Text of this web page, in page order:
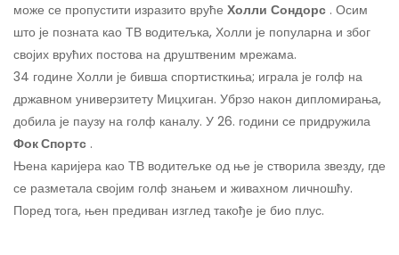
може се пропустити изразито вруће Холли Сондорс . Осим
што је позната као ТВ водитељка, Холли је популарна и због
својих врућих постова на друштвеним мрежама.
34 године Холли је бивша спортисткиња; играла је голф на
државном универзитету Мицхиган. Убрзо након дипломирања,
добила је паузу на голф каналу. У 26. години се придружила
Фок Спортс .
Њена каријера као ТВ водитељке од ње је створила звезду, где
се разметала својим голф знањем и живахном личношћу.
Поред тога, њен предиван изглед такође је био плус.